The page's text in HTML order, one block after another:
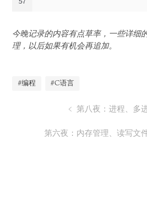
今晚记录的内容有点草率，一些详细
理，以后如果有机会再追加。
#编程 #C语言
第八夜：进程、多
第六夜：内存管理、读写文